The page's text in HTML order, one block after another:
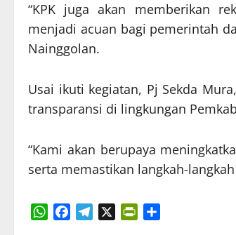
“KPK juga akan memberikan
menjadi acuan bagi pemerintah
Nainggolan.
Usai ikuti kegiatan, Pj Sekda
transparansi di lingkungan
“Kami akan berupaya
serta memastikan langkah-